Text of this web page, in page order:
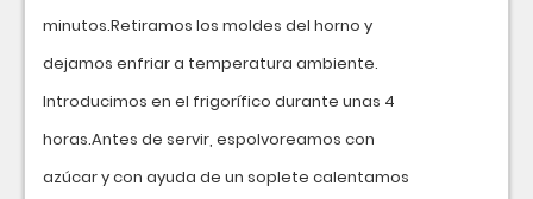
minutos.Retiramos los moldes del horno y
dejamos enfriar a temperatura ambiente.
Introducimos en el frigorífico durante unas 4
horas.Antes de servir, espolvoreamos con
azúcar y con ayuda de un soplete calentamos